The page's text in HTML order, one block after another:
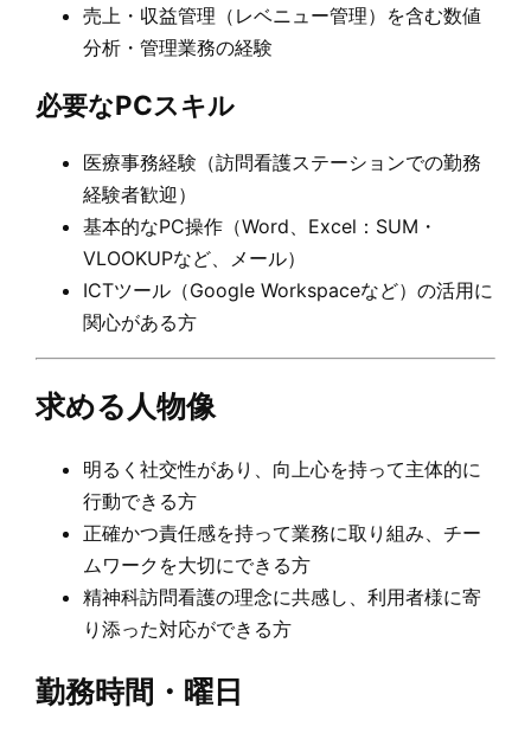
売上・収益管理（レベニュー管理）を含む数値
分析・管理業務の経験
必要なPCスキル
医療事務経験（訪問看護ステーションでの勤務
経験者歓迎）
基本的なPC操作（Word、Excel：SUM・
VLOOKUPなど、メール）
ICTツール（Google Workspaceなど）の活用に
関心がある方
求める人物像
明るく社交性があり、向上心を持って主体的に
行動できる方
正確かつ責任感を持って業務に取り組み、チー
ムワークを大切にできる方
精神科訪問看護の理念に共感し、利用者様に寄
り添った対応ができる方
勤務時間・曜日